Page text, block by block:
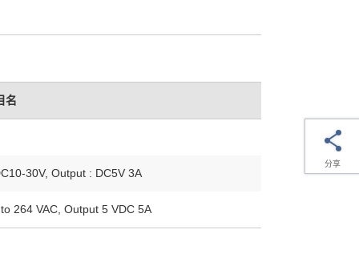
名
30V, Output : DC5V 3A
264 VAC, Output 5 VDC 5A
分享